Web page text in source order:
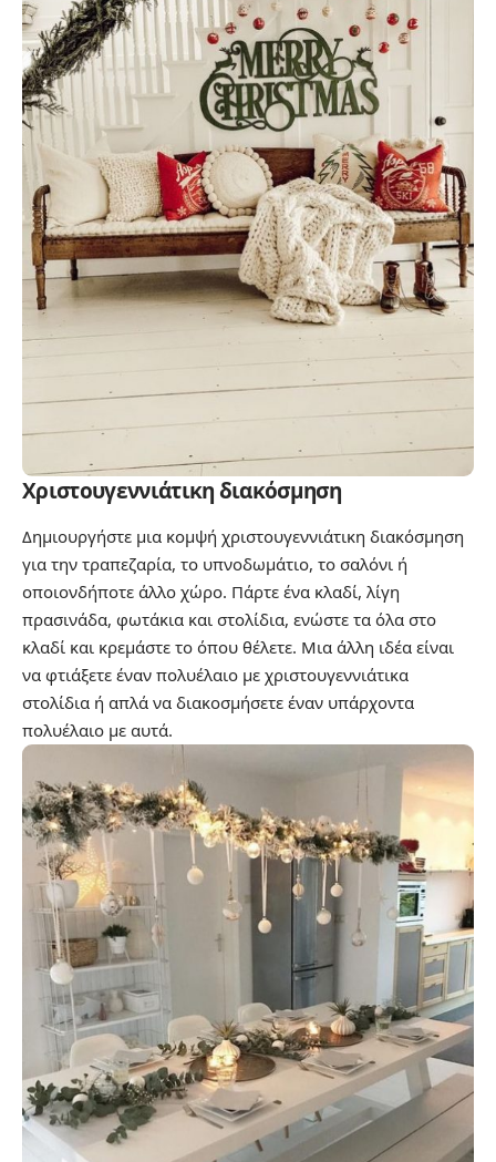
Χριστουγεννιάτικη διακόσμηση
Δημιουργήστε μια κομψή χριστουγεννιάτικη διακόσμηση
για την τραπεζαρία, το υπνοδωμάτιο, το σαλόνι ή
οποιονδήποτε άλλο χώρο. Πάρτε ένα κλαδί, λίγη
πρασινάδα, φωτάκια και στολίδια, ενώστε τα όλα στο
κλαδί και κρεμάστε το όπου θέλετε. Μια άλλη ιδέα είναι
να φτιάξετε έναν πολυέλαιο με χριστουγεννιάτικα
στολίδια ή απλά να διακοσμήσετε έναν υπάρχοντα
πολυέλαιο με αυτά.